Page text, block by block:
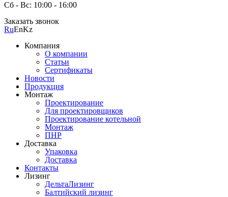
Сб - Вс: 10:00 - 16:00
Заказать звонок
RuEnKz
Компания
О компании
Статьи
Сертификаты
Новости
Продукция
Монтаж
Проектирование
Для проектировщиков
Проектирование котельной
Монтаж
ПНР
Доставка
Упаковка
Доставка
Контакты
Лизинг
ДельтаЛизинг
Балтийский лизинг